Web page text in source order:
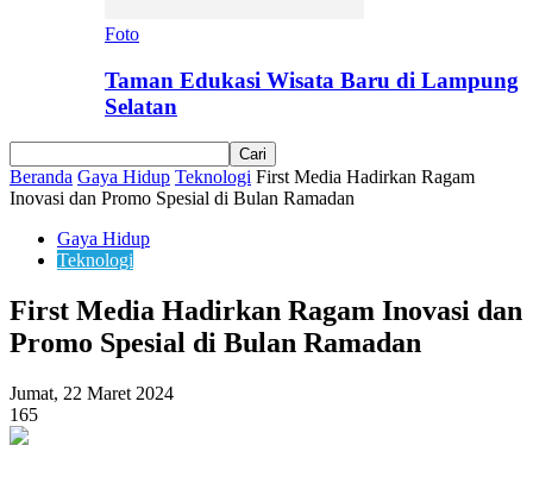
Foto
Taman Edukasi Wisata Baru di Lampung
Selatan
Beranda Gaya Hidup Teknologi First Media Hadirkan Ragam
Inovasi dan Promo Spesial di Bulan Ramadan
Gaya Hidup
Teknologi
First Media Hadirkan Ragam Inovasi dan
Promo Spesial di Bulan Ramadan
Jumat, 22 Maret 2024
165